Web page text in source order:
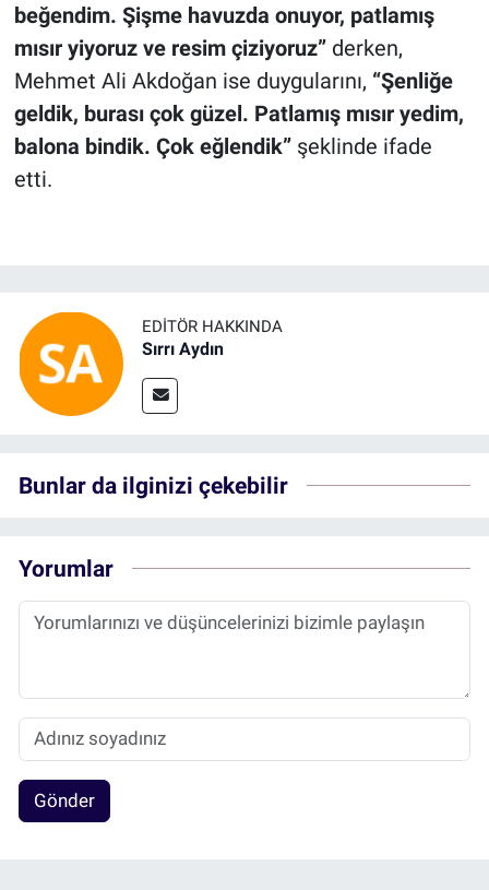
beğendim. Şişme havuzda onuyor, patlamış
mısır yiyoruz ve resim çiziyoruz”derken,
Mehmet Ali Akdoğan ise duygularını, “Şenliğe
geldik, burası çok güzel. Patlamış mısır yedim,
balona bindik. Çok eğlendik”şeklinde ifade
etti.
EDITÖR HAKKINDA
Sırrı Aydın
Bunlar da ilginizi çekebilir
Yorumlar
Gönder